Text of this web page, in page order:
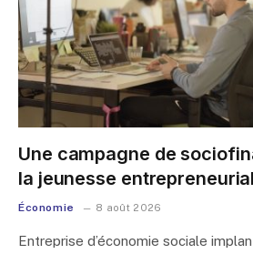
Une campagne de
la jeunesse
Économie 8 août 2026
Entreprise d’économie sociale